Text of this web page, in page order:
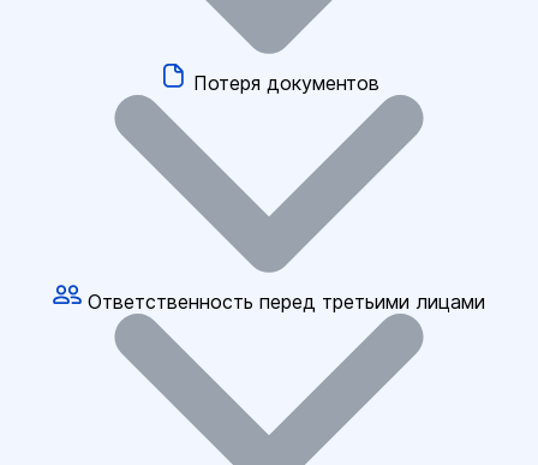
Потеря документов
Ответственность перед третьими лицами